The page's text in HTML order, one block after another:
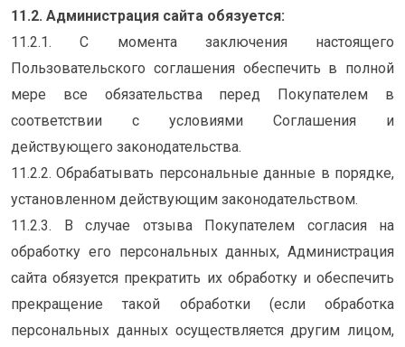
11.2. Администрация сайта обязуется:
11.2.1. С момента заключения настоящего
Пользовательского соглашения обеспечить в полной
мере все обязательства перед Покупателем в
соответствии с условиями Соглашения и
действующего законодательства.
11.2.2. Обрабатывать персональные данные в порядке,
установленном действующим законодательством.
11.2.3. В случае отзыва Покупателем согласия на
обработку его персональных данных, Администрация
сайта обязуется прекратить их обработку и обеспечить
прекращение такой обработки (если обработка
персональных данных осуществляется другим лицом,